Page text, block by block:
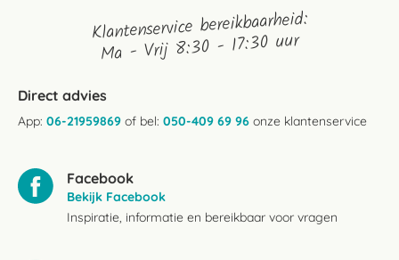
Klantenservice bereikbaarheid:
Ma - Vrij 8:30 - 17:30 uur
Direct advies
App: 06-21959869 of bel: 050-409 69 96 onze klantenservice
Facebook
Bekijk Facebook
Inspiratie, informatie en bereikbaar voor vragen